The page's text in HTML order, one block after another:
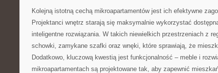
Kolejną istotną cechą mikroapartamentów jest ich efektywne
Projektanci ‌wnętrz starają się maksymalnie wykorzystać
inteligentne rozwiązania. W takich niewielkich przestrzeniach z
schowki, zamykane szafki oraz wnęki, które sprawiają, że
Dodatkowo, kluczową kwestią jest funkcjonalność – meble i
mikroapartamentach są projektowane tak, aby zapewnić